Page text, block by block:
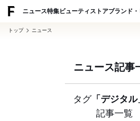
ニュース特集ビューティ ストアブランド・
トップ ニュース
ニュース記事
タグ「デジタル
記事一覧